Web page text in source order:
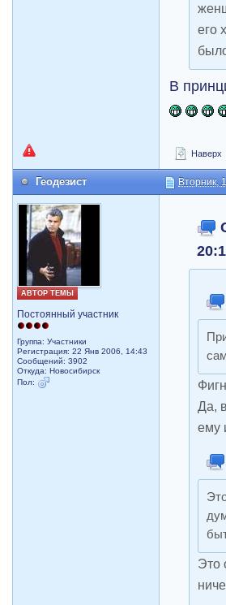
его
В
Наверх
Геодезист Вторник,
АВТОР ТЕМЫ
Постоянный участник
Группа: Участники
Регистрация: 22 Янв 2006, 14:43
Сообщений: 3902
Откуда: Новосибирск
Пол:
Да,
ему
Это